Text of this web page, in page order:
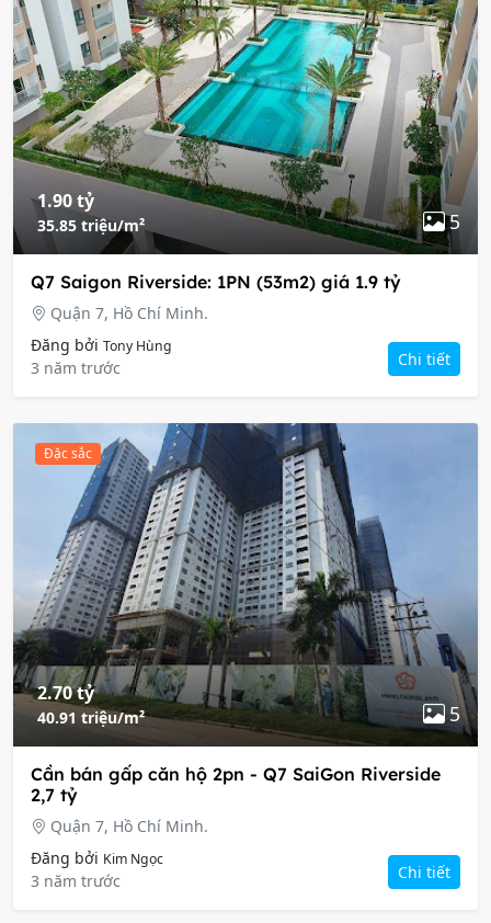
1.90 tỷ
35.85 triệu/m² 5
Q7 Saigon Riverside: 1PN (53m2) giá 1.9 tỷ
Quận 7, Hồ Chí Minh.
Đăng bởi Tony Hùng
3 năm trước Chi tiết
Đặc sắc
2.70 tỷ
40.91 triệu/m² 5
Cần bán gấp căn hộ 2pn - Q7 SaiGon Riverside
2,7 tỷ
Quận 7, Hồ Chí Minh.
Đăng bởi Kim Ngọc
3 năm trước Chi tiết